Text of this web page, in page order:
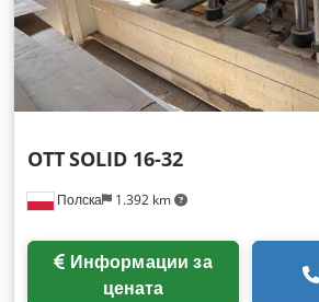
Полска 1.392 km
OTTSOLID 16-32
цената